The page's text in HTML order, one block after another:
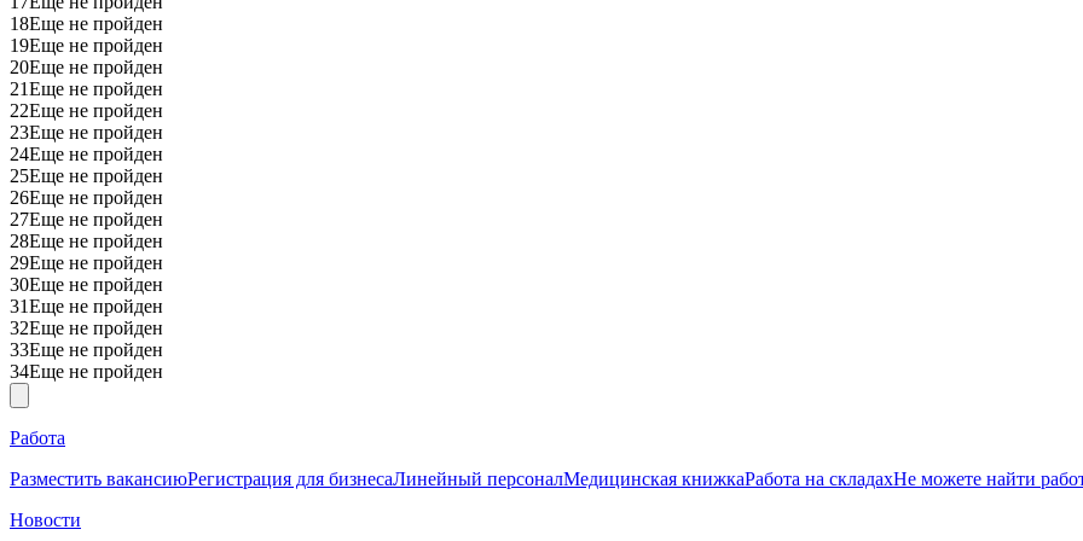
18Еще не пройден
19Еще не пройден
20Еще не пройден
21Еще не пройден
22Еще не пройден
23Еще не пройден
24Еще не пройден
25Еще не пройден
26Еще не пройден
27Еще не пройден
28Еще не пройден
29Еще не пройден
30Еще не пройден
31Еще не пройден
32Еще не пройден
33Еще не пройден
34Еще не пройден
Работа
Разместить вакансиюРегистрация для бизнесаЛинейный персоналМедицинская книжкаРабота на складахНе можете найти
Новости